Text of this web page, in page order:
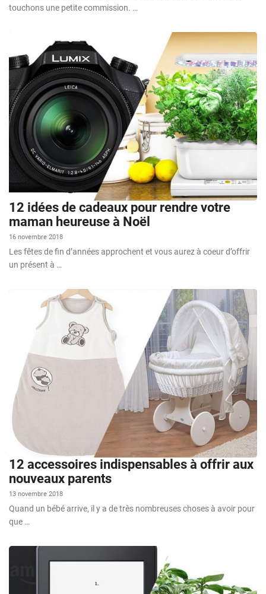
touchons une petite commission. …
12 idées de cadeaux pour rendre votre
maman heureuse à Noël
16 novembre 2018
Les fêtes de fin d’années approchent et vous aurez à coeur d’offrir
un présent à …
12 accessoires indispensables à offrir aux
nouveaux parents
13 novembre 2018
Quand un bébé arrive, il y a de très nombreuses choses à avoir pour
que …